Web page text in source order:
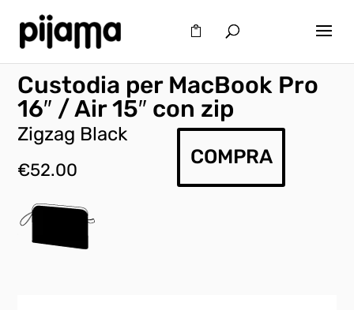
Custodia per MacBook Pro
16″ / Air 15″ con zip
Zigzag Black
€52.00
COMPRA